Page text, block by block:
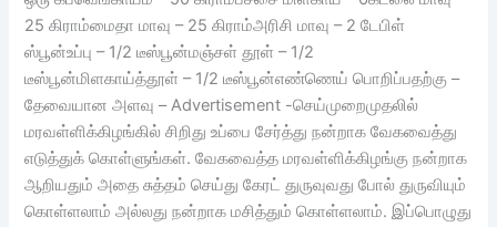
25 கிராம்மைதா மாவு – 25 கிராம்அரிசி மாவு – 2 டேபிள்
ஸ்பூன்உப்பு – 1/2 டீஸ்பூன்மஞ்சள் தூள் – 1/2
டீஸ்பூன்மிளகாய்த்தூள் – 1/2 டீஸ்பூன்எண்ணெய் பொறிப்பதற்கு –
தேவையான அளவு – Advertisement -செய்முறைமுதலில்
மரவள்ளிக்கிழங்கில் சிறிது உப்பை சேர்த்து நன்றாக வேகவைத்து
எடுத்துக் கொள்ளுங்கள். வேகவைத்த மரவள்ளிக்கிழங்கு நன்றாக
ஆறியதும் அதை சுத்தம் செய்து கேரட் துருவுவது போல் துருவியும்
கொள்ளலாம் அல்லது நன்றாக மசித்தும் கொள்ளலாம். இப்பொழுது